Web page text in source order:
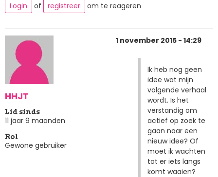
Login
of registreer om te reageren
HHJT
Lid sinds
11 jaar 9 maanden
Rol
Gewone gebruiker
1 november 2015 - 14:29
Ik heb nog geen
idee wat mijn
volgende verhaal
wordt. Is het
verstandig om
actief op zoek te
gaan naar een
nieuw idee? Of
moet ik wachten
tot er iets langs
komt waaien?